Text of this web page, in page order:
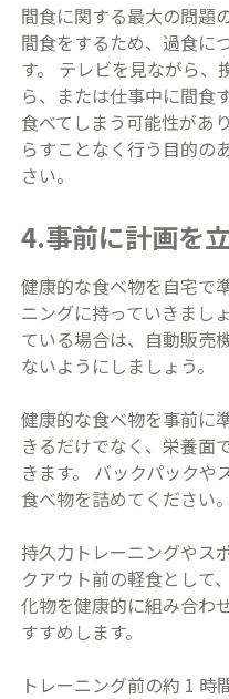
間食に関する最大の問題
間食をするため、過食に
す。 テレビを見ながら、
ら、または仕事中に間食
食べてしまう可能性があ
らすことなく行う目的の
さい。
4.事前に計画を
健康的な食べ物を自宅で
ニングに持っていきまし
ている場合は、自動販売
ないようにしましょう。
健康的な食べ物を事前に
きるだけでなく、栄養面
きます。 バックパックや
食べ物を詰めてください。
持久力トレーニングやス
クアウト前の軽食として
化物を健康的に組み合わ
すすめします。
トレーニング前の約 1 時